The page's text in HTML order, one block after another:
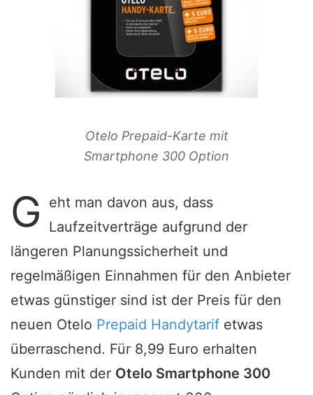
Otelo Prepaid-Karte mit
Smartphone 300 Option
G
eht man davon aus, dass
Laufzeitverträge aufgrund der
längeren Planungssicherheit und
regelmäßigen Einnahmen für den Anbieter
etwas günstiger sind ist der Preis für den
neuen Otelo Prepaid Handytarif etwas
überraschend. Für 8,99 Euro erhalten
Kunden mit der Otelo Smartphone 300